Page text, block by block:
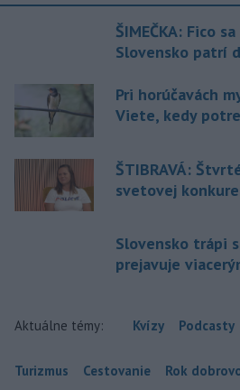
ŠIMEČKA: Fico
Slovensko patrí
Pri horúčavách
Viete, kedy
ŠTIBRAVÁ:
svetovej
Slovensko trápi
prejavuje
Aktuálne témy: Kvízy Podcasty
Turizmus Cestovanie Rok